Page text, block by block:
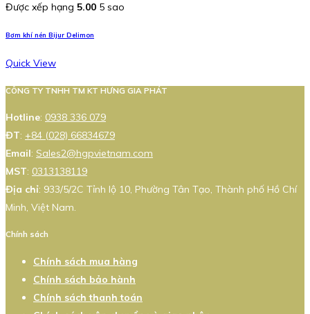
Được xếp hạng 5.00 5 sao
Bơm khí nén Bijur Delimon
Quick View
CÔNG TY TNHH TM KT HƯNG GIA PHÁT
Hotline: 0938 336 079
ĐT: +84 (028) 66834679
Email: Sales2@hgpvietnam.com
MST: 0313138119
Địa chỉ: 933/5/2C Tỉnh lộ 10, Phường Tân Tạo, Thành phố Hồ Chí
Minh, Việt Nam.
Chính sách
Chính sách mua hàng
Chính sách bảo hành
Chính sách thanh toán